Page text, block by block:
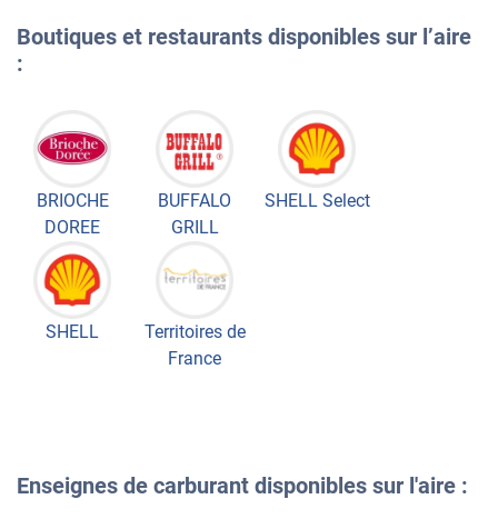
Boutiques et restaurants disponibles sur l’aire
:
BRIOCHE
DOREE
BUFFALO
GRILL
SHELL Select
SHELL
Territoires de
France
Enseignes de carburant disponibles sur l'aire :